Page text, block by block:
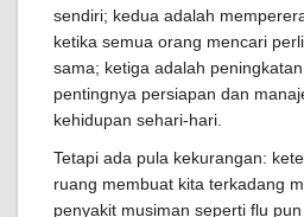
sendiri; kedua adalah
ketika semua orang mencari
sama; ketiga adalah
pentingnya persiapan dan
kehidupan sehari-hari.
Tetapi ada pula kekurangan:
ruang membuat kita terkadang
penyakit musiman seperti flu